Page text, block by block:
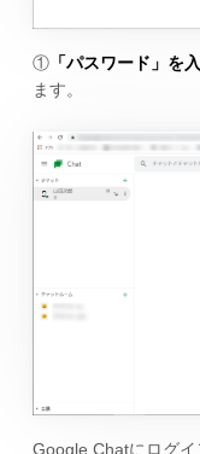
①「パスワード」を
ます。
Google Chatにログ